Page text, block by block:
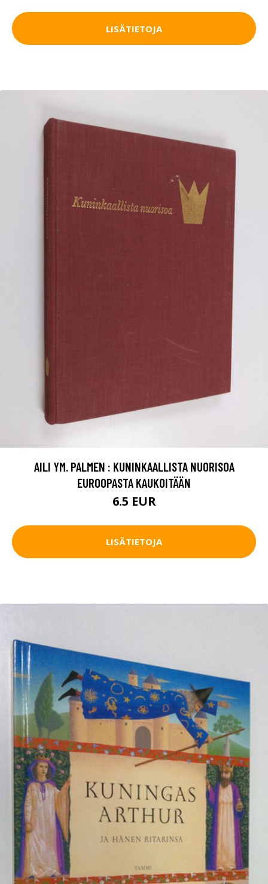
LISÄTIETOJA
AILI YM. PALMEN : KUNINKAALLISTA NUORISOA
EUROOPASTA KAUKOITÄÄN
6.5 EUR
LISÄTIETOJA